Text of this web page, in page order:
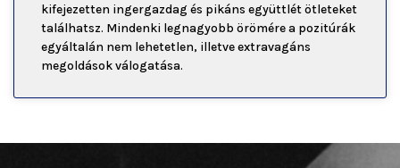
kifejezetten ingergazdag és pikáns együttlét ötleteket
találhatsz. Mindenki legnagyobb örömére a pozitúrák
egyáltalán nem lehetetlen, illetve extravagáns
megoldások válogatása.